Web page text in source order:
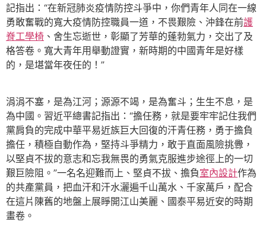
記指出：“在新冠肺炎疫情防控斗爭中，你們青年人同在一線
勇敢奮戰的寬大疫情防控職員一道，不畏艱險、沖鋒在前護
脊工學椅 、舍生忘逝世，彰顯了芳華的蓬勃氣力，交出了及
格答卷。寬大青年用舉動證實，新時期的中國青年是好樣
的，是堪當年夜任的！”
涓涓不塞，是為江河；源源不竭，是為奮斗；生生不息，是
為中國。習近平總書記指出：“擔任務，就是要牢牢記住我們
黨肩負的完成中華平易近族巨大回復的汗青任務，勇于擔負
擔任，積極自動作為，堅持斗爭精力，敢于直面風險挑釁，
以堅貞不拔的意志和忘我無畏的勇氣克服進步途徑上的一切
艱巨險阻。”一名名迎難而上、堅貞不拔、擔負室內設計作為
的共產黨員，把血汗和汗水灑遍千山萬水、千家萬戶，配合
在這片陳舊的地盤上展睜開江山美麗、國泰平易近安的時期
畫卷。